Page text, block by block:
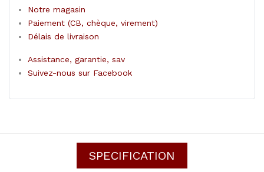
Notre magasin
Paiement (CB, chèque, virement)
Délais de livraison
Assistance, garantie, sav
Suivez-nous sur Facebook
SPECIFICATION